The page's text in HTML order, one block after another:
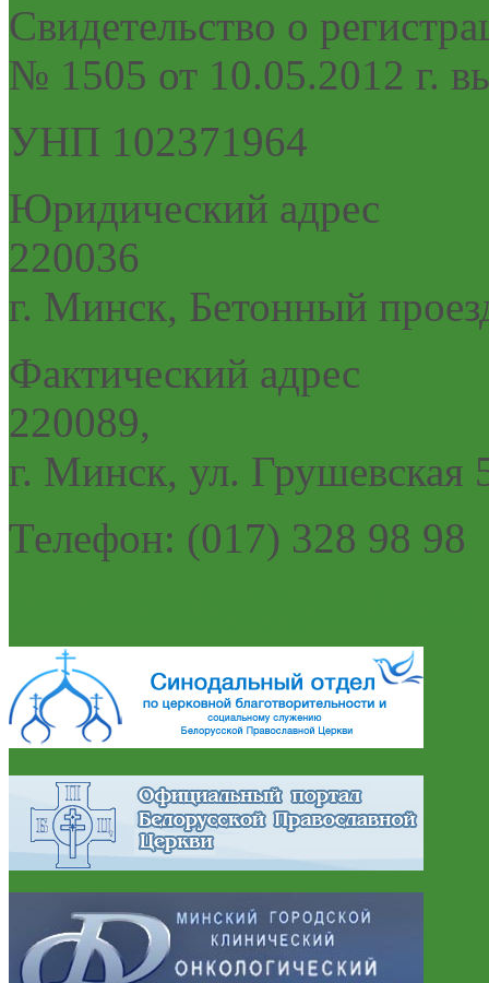
Cвидетельство о
№ 1505 от 10.05.2012 г.
УНП 102371964
Юридический адрес
220036
г. Минск, Бетонный
Фактический адрес
220089,
г. Минск, ул. Грушевская
Телефон: (017) 328 98 98